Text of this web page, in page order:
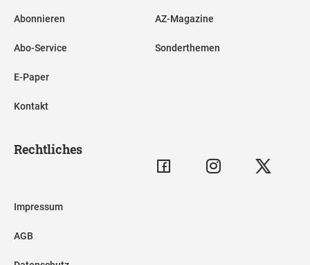
Abonnieren
Abo-Service
E-Paper
Kontakt
AZ-Magazine
Sonderthemen
Rechtliches
Impressum
AGB